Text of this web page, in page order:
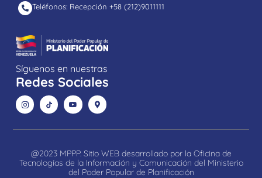
Teléfonos: Recepción +58 ​(212)9011111
Síguenos en nuestras
Redes Sociales
@2023 MPPP. Sitio WEB desarrollado por la Oficina de
Tecnologías de la Información y Comunicación del Ministerio
del Poder Popular de Planificación